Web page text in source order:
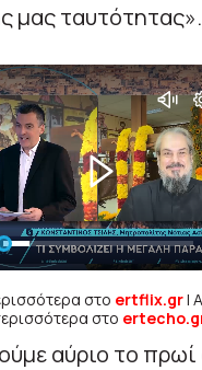
μας ταυτότητας».
στο ertflix.gr|
στο
αύριο το πρωί